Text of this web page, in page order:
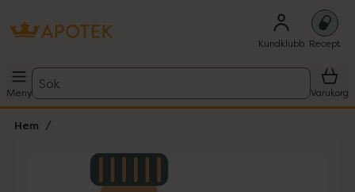
Kundklubb Recept
Meny
Sök
Varukorg
Hem
Lista: . Innehåller 1 objekt.